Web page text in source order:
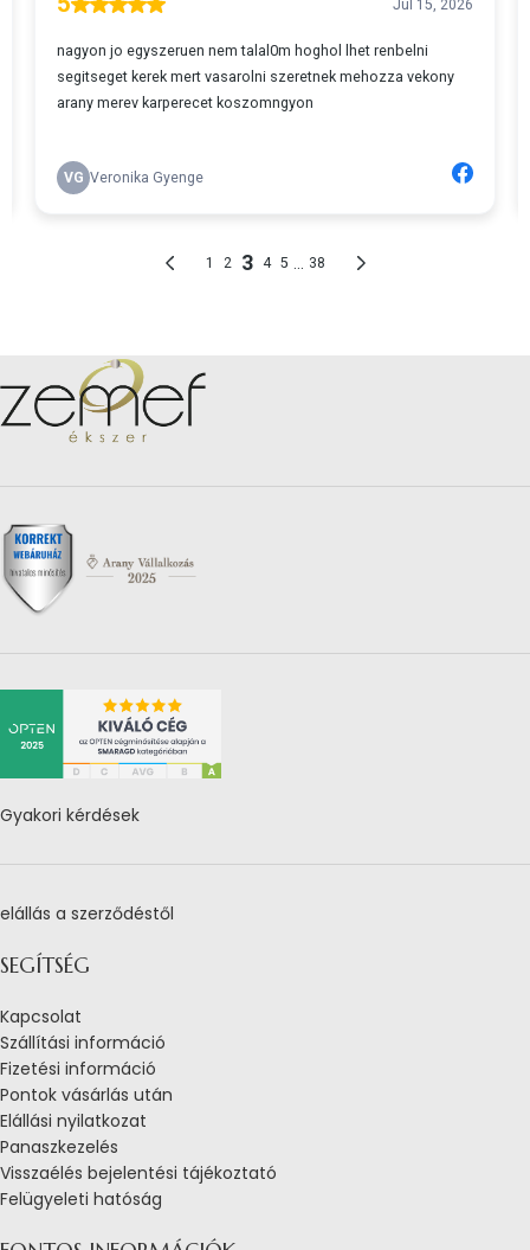
Gyakori kérdések
elállás a szerződéstől
SEGÍTSÉG
Kapcsolat
Szállítási információ
Fizetési információ
Pontok vásárlás után
Elállási nyilatkozat
Panaszkezelés
Visszaélés bejelentési tájékoztató
Felügyeleti hatóság